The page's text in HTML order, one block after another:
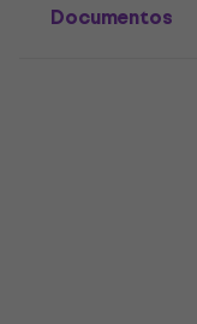
Documentos